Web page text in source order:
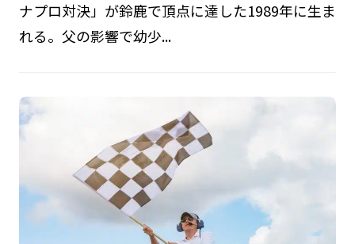
ナプロ対決」が鈴鹿で頂点に達した1989年に生ま
れる。父の影響で幼少...